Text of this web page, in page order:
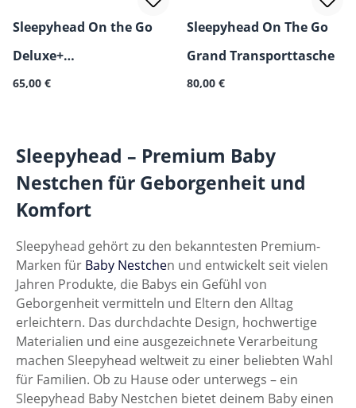
Sleepyhead On the Go
Deluxe+
Transporttasche
Regulärer Preis:
65,00 €
Sleepyhead On The Go
Grand Transporttasche
Regulärer Preis:
80,00 €
Sleepyhead – Premium Baby
Nestchen für Geborgenheit und
Komfort
Sleepyhead gehört zu den bekanntesten Premium-
Marken für Baby Nestchen und entwickelt seit vielen
Jahren Produkte, die Babys ein Gefühl von
Geborgenheit vermitteln und Eltern den Alltag
erleichtern. Das durchdachte Design, hochwertige
Materialien und eine ausgezeichnete Verarbeitung
machen Sleepyhead weltweit zu einer beliebten Wahl
für Familien. Ob zu Hause oder unterwegs – ein
Sleepyhead Baby Nestchen bietet deinem Baby einen